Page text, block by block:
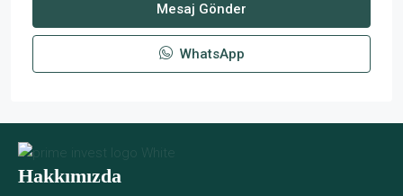
Mesaj Gönder
WhatsApp
Hakkımızda